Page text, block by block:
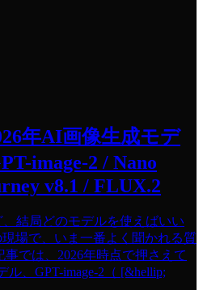
年AI画像生成モデ
image-2 / Nano
v8.1 / FLUX.2
、結局どのモデルを使えばいい
場で、いま一番よく聞かれる質
では、2026年時点で押さえて
、GPT-image-2（ [&hellip;